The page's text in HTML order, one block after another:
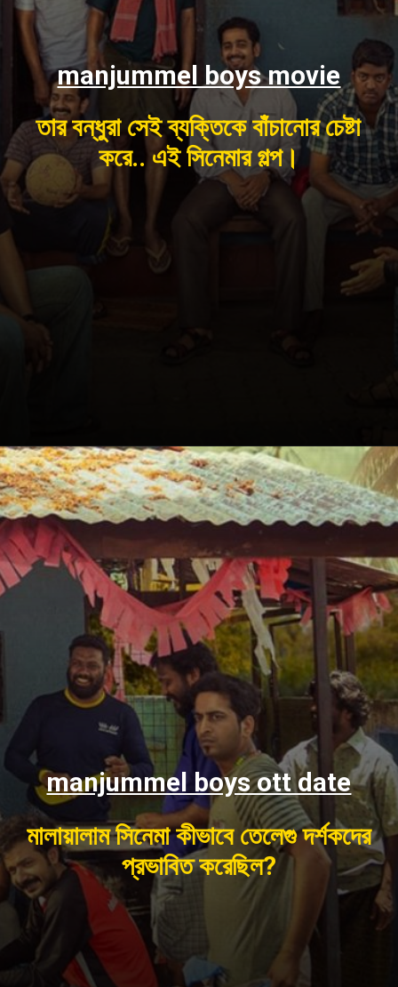
তার বন্ধুরা সেই ব্যক্তিকে বাঁচানোর চেষ্টা
করে.. এই সিনেমার গল্প।
manjummel boys movie
মালায়ালাম সিনেমা কীভাবে তেলেগু দর্শকদের
প্রভাবিত করেছিল?
manjummel boys ott date